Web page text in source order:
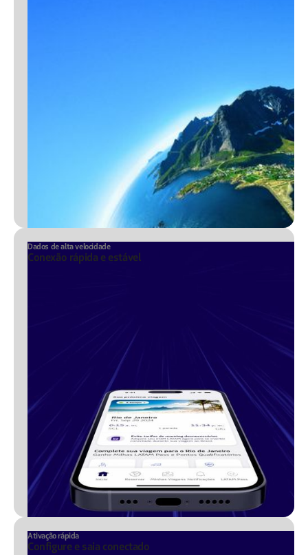
Dados de alta velocidade
Conexão rápida e estável
Ativação rápida
Configure e saia conectado